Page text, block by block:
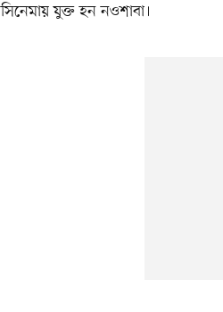
সিনেমায় যুক্ত হন নওশাবা।